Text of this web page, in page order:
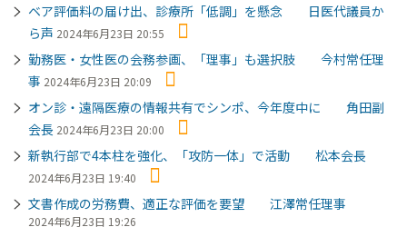
ベア評価料の届け出、診療所「低調」を懸念 日医代議員か
ら声 2024年6月23日 20:55
勤務医・女性医の会務参画、「理事」も選択肢 今村常任理
事 2024年6月23日 20:09
オン診・遠隔医療の情報共有でシンポ、今年度中に 角田副
会長 2024年6月23日 20:00
新執行部で4本柱を強化、「攻防一体」で活動 松本会長
2024年6月23日 19:40
文書作成の労務費、適正な評価を要望 江澤常任理事
2024年6月23日 19:26